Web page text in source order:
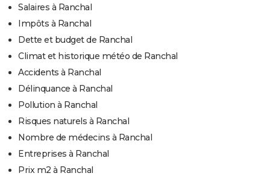
Salaires à Ranchal
Impôts à Ranchal
Dette et budget de Ranchal
Climat et historique météo de Ranchal
Accidents à Ranchal
Délinquance à Ranchal
Pollution à Ranchal
Risques naturels à Ranchal
Nombre de médecins à Ranchal
Entreprises à Ranchal
Prix m2 à Ranchal